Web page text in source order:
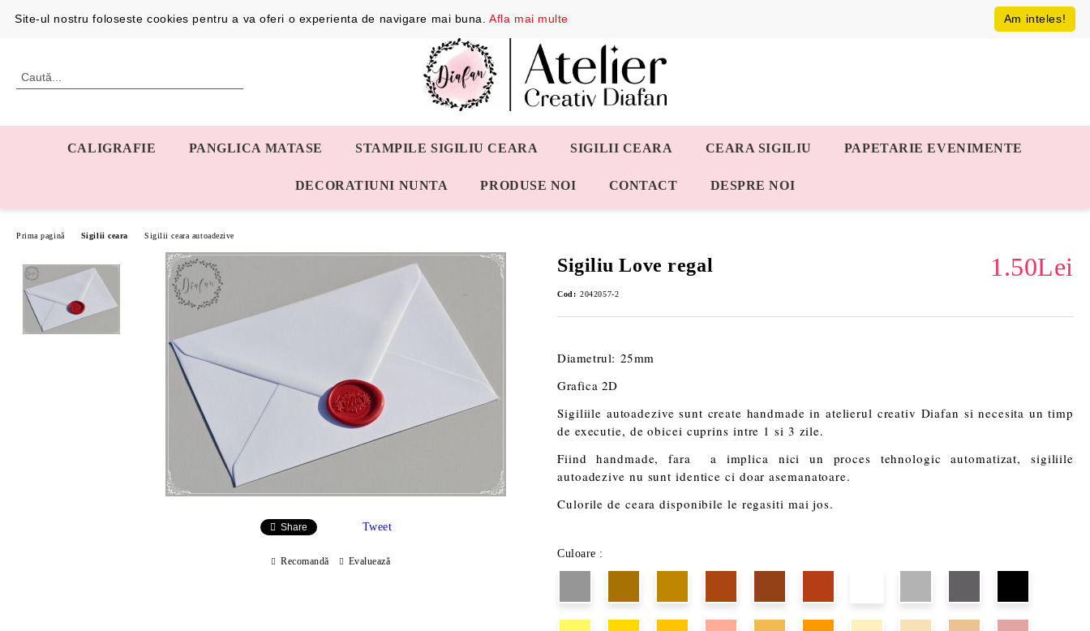
Profil 0726192387
CALIGRAFIE PANGLICA MATASE STAMPILE SIGILIU CEARA SIGILII CEARA CEARA SIGILIU PAPETARIE EVENIMENTE
DECORATIUNI NUNTA PRODUSE NOI CONTACT DESPRE NOI
Prima pagină Sigilii ceara Sigilii ceara autoadezive
Sigiliu Love regal 1.50Lei
Cod: 2042057-2
Diametrul: 25mm
Grafica 2D
Sigiliile autoadezive sunt create handmade in atelierul creativ Diafan si necesita un timp
de executie, de obicei cuprins intre 1 si 3 zile.
Fiind handmade, fara a implica nici un proces tehnologic automatizat, sigiliile
autoadezive nu sunt identice ci doar asemanatoare.
Culorile de ceara disponibile le regasiti mai jos.
Culoare :
Share Tweet
Recomandă Evaluează
Am inteles!
Site-ul nostru foloseste cookies pentru a va oferi o experienta de navigare mai buna.Afla mai multe